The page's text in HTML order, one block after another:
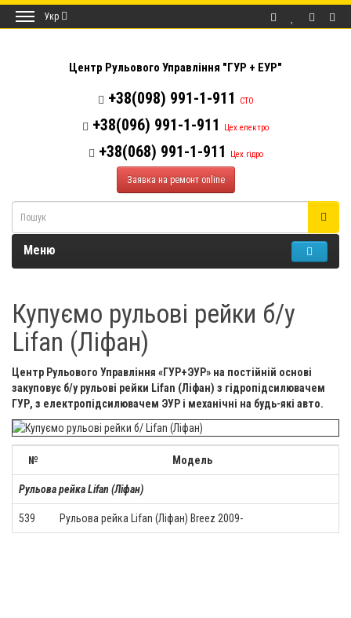
Укр
Центр Рульового Управління "ГУР + ЕУР"
+38(098) 991-1-911 СТО
+38(096) 991-1-911 Цех електро
+38(068) 991-1-911 Цех гідро
Заявка на ремонт online
Меню
Купуємо рульові рейки б/у
Lifan (Ліфан)
Центр Рульового Управління «ГУР+ЭУР» на постійній основі
закуповує б/у рульові рейки Lifan (Ліфан) з гідропідсилювачем
ГУР, з електропідсилювачем ЭУР і механічні на будь-які авто.
№ Модель
Рульова рейка Lifan (Ліфан)
539 Рульова рейка Lifan (Ліфан) Breez 2009-